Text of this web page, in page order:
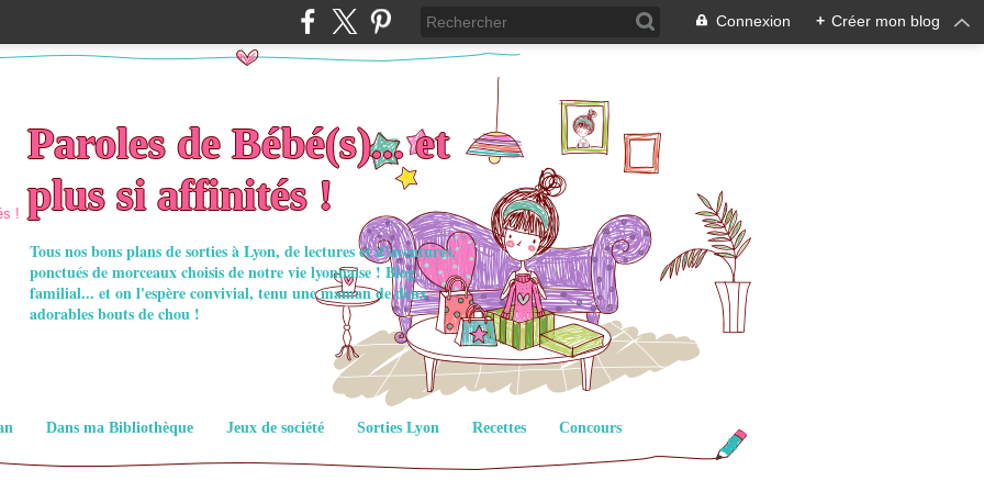
Connexion + Créer mon blog
Paroles de Bébé(s)... et
plus si affinités !
Tous nos bons plans de sorties à Lyon, de lectures et d'aventures,
ponctués de morceaux choisis de notre vie lyonnaise ! Blog
familial... et on l'espère convivial, tenu une maman de deux
adorables bouts de chou !
Dans ma Bibliothèque Jeux de société Sorties Lyon Recettes
Concours